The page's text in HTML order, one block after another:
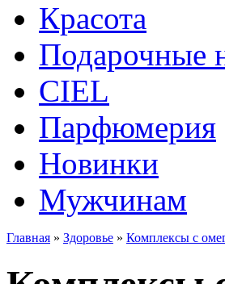
Красота
Подарочные
CIEL
Парфюмерия
Новинки
Мужчинам
Главная » Здоровье » Комплексы с